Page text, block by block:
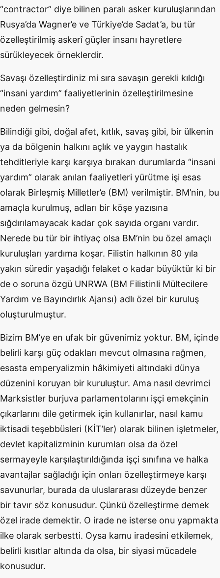
“contractor” diye bilinen paralı asker kuruluşlarından
Rusya’da Wagner’e ve Türkiye’de Sadat’a, bu tür
özelleştirilmiş askerî güçler insanı hayretlere
sürükleyecek örneklerdir.
Savaşı özelleştirdiniz mi sıra savaşın gerekli kıldığı
“insani yardım” faaliyetlerinin özelleştirilmesine
neden gelmesin?
Bilindiği gibi, doğal afet, kıtlık, savaş gibi, bir ülkenin
ya da bölgenin halkını açlık ve yaygın hastalık
tehditleriyle karşı karşıya bırakan durumlarda “insani
yardım” olarak anılan faaliyetleri yürütme işi esas
olarak Birleşmiş Milletler’e (BM) verilmiştir. BM’nin, bu
amaçla kurulmuş, adları bir köşe yazısına
sığdırılamayacak kadar çok sayıda organı vardır.
Nerede bu tür bir ihtiyaç olsa BM’nin bu özel amaçlı
kuruluşları yardıma koşar. Filistin halkının 80 yıla
yakın süredir yaşadığı felaket o kadar büyüktür ki bir
de o soruna özgü UNRWA (BM Filistinli Mültecilere
Yardım ve Bayındırlık Ajansı) adlı özel bir kuruluş
oluşturulmuştur.
Bizim BM’ye en ufak bir güvenimiz yoktur. BM, içinde
belirli karşı güç odakları mevcut olmasına rağmen,
esasta emperyalizmin hâkimiyeti altındaki dünya
düzenini koruyan bir kuruluştur. Ama nasıl devrimci
Marksistler burjuva parlamentolarını işçi emekçinin
çıkarlarını dile getirmek için kullanırlar, nasıl kamu
iktisadi teşebbüsleri (KİT’ler) olarak bilinen işletmeler,
devlet kapitalizminin kurumları olsa da özel
sermayeyle karşılaştırıldığında işçi sınıfına ve halka
avantajlar sağladığı için onları özelleştirmeye karşı
savunurlar, burada da uluslararası düzeyde benzer
bir tavır söz konusudur. Çünkü özelleştirme demek
özel irade demektir. O irade ne isterse onu yapmakta
ilke olarak serbestti. Oysa kamu iradesini etkilemek,
belirli kısıtlar altında da olsa, bir siyasi mücadele
konusudur.